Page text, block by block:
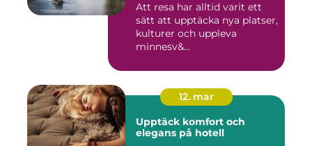
Att resa har alltid varit ett
sätt att upptäcka nya platser,
kulturer och uppleva
minnesv&...
12. mar
Upptäck komfort och
elegans på hotell